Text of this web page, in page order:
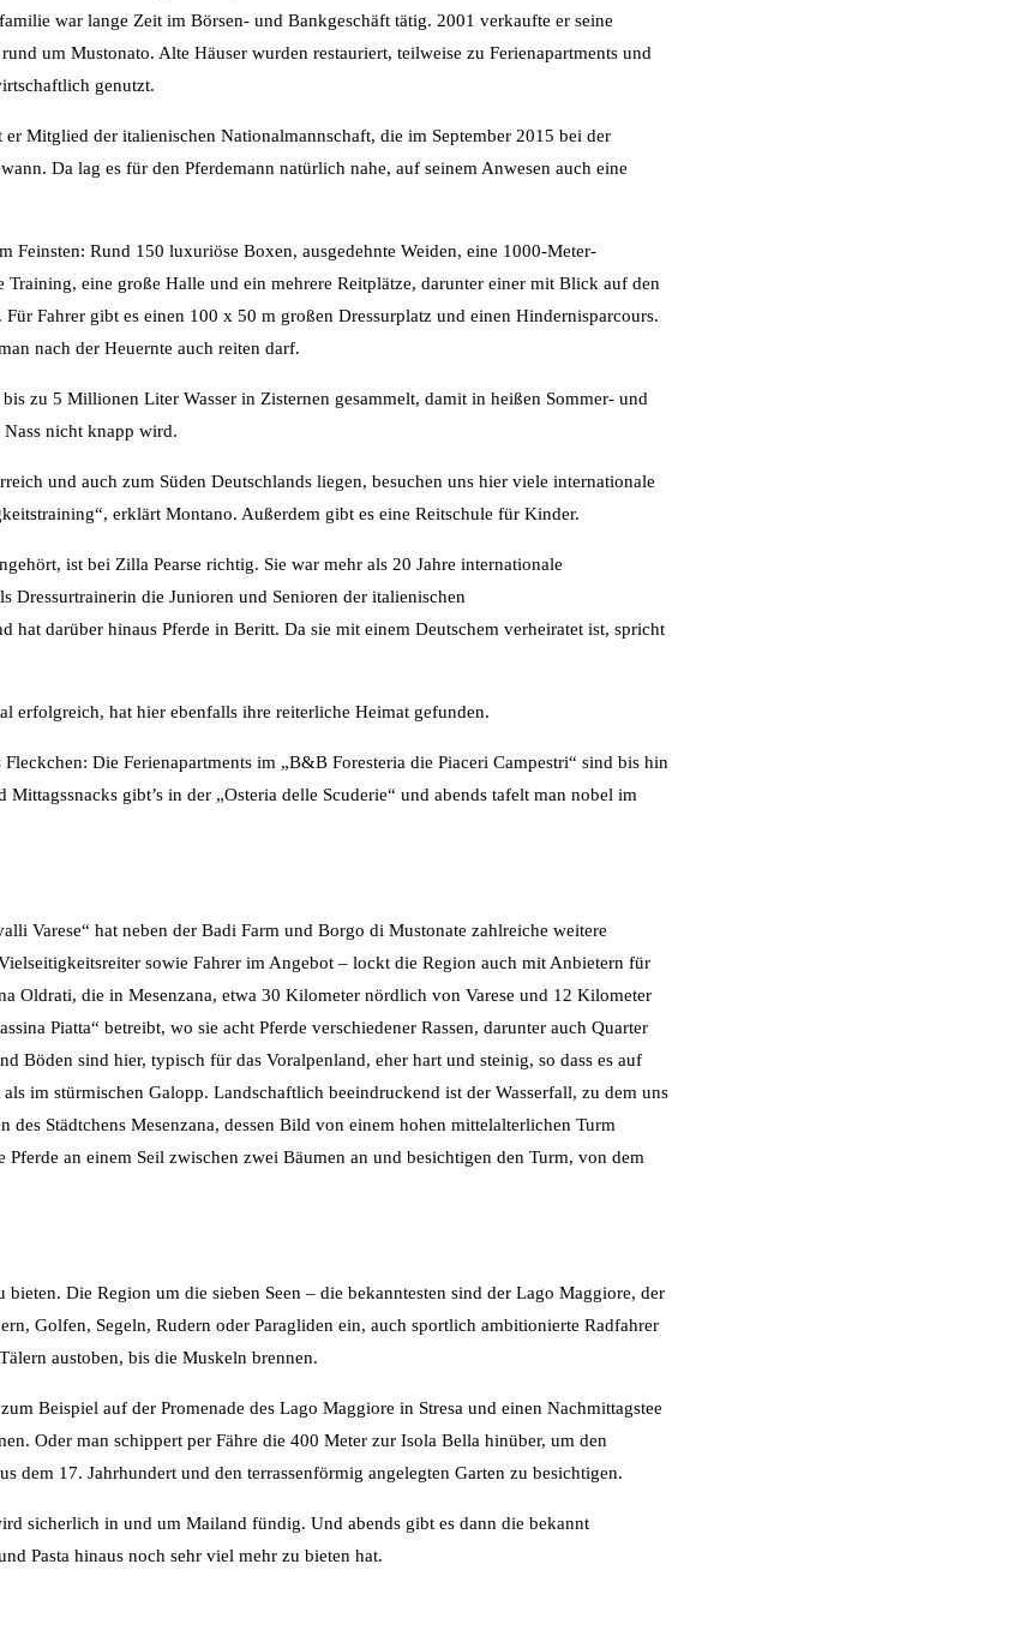
war lange Zeit im Börsen- und Bankgeschäft tätig. 2001 verkaufte er seine
um Mustonato. Alte Häuser wurden restauriert, teilweise zu Ferienapartments und
genutzt.
Mitglied der italienischen Nationalmannschaft, die im September 2015 bei der
Da lag es für den Pferdemann natürlich nahe, auf seinem Anwesen auch eine
Feinsten: Rund 150 luxuriöse Boxen, ausgedehnte Weiden, eine 1000-Meter-
eine große Halle und ein mehrere Reitplätze, darunter einer mit Blick auf den
Fahrer gibt es einen 100 x 50 m großen Dressurplatz und einen Hindernisparcours.
nach der Heuernte auch reiten darf.
zu 5 Millionen Liter Wasser in Zisternen gesammelt, damit in heißen Sommer- und
Nass nicht knapp wird.
und auch zum Süden Deutschlands liegen, besuchen uns hier viele internationale
erklärt Montano. Außerdem gibt es eine Reitschule für Kinder.
ist bei Zilla Pearse richtig. Sie war mehr als 20 Jahre internationale
Dressurtrainerin die Junioren und Senioren der italienischen
hat darüber hinaus Pferde in Beritt. Da sie mit einem Deutschem verheiratet ist, spricht
erfolgreich, hat hier ebenfalls ihre reiterliche Heimat gefunden.
Die Ferienapartments im „B&B Foresteria die Piaceri Campestri“ sind bis hin
gibt’s in der „Osteria delle Scuderie“ und abends tafelt man nobel im
Varese“ hat neben der Badi Farm und Borgo di Mustonate zahlreiche weitere
sowie Fahrer im Angebot – lockt die Region auch mit Anbietern für
Oldrati, die in Mesenzana, etwa 30 Kilometer nördlich von Varese und 12 Kilometer
Piatta“ betreibt, wo sie acht Pferde verschiedener Rassen, darunter auch Quarter
Böden sind hier, typisch für das Voralpenland, eher hart und steinig, so dass es auf
im stürmischen Galopp. Landschaftlich beeindruckend ist der Wasserfall, zu dem uns
des Städtchens Mesenzana, dessen Bild von einem hohen mittelalterlichen Turm
an einem Seil zwischen zwei Bäumen an und besichtigen den Turm, von dem
Die Region um die sieben Seen – die bekanntesten sind der Lago Maggiore, der
Golfen, Segeln, Rudern oder Paragliden ein, auch sportlich ambitionierte Radfahrer
austoben, bis die Muskeln brennen.
Beispiel auf der Promenade des Lago Maggiore in Stresa und einen Nachmittagstee
Oder man schippert per Fähre die 400 Meter zur Isola Bella hinüber, um den
dem 17. Jahrhundert und den terrassenförmig angelegten Garten zu besichtigen.
sicherlich in und um Mailand fündig. Und abends gibt es dann die bekannt
Pasta hinaus noch sehr viel mehr zu bieten hat.